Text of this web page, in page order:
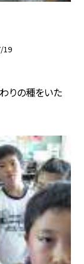
19
りの種をいた